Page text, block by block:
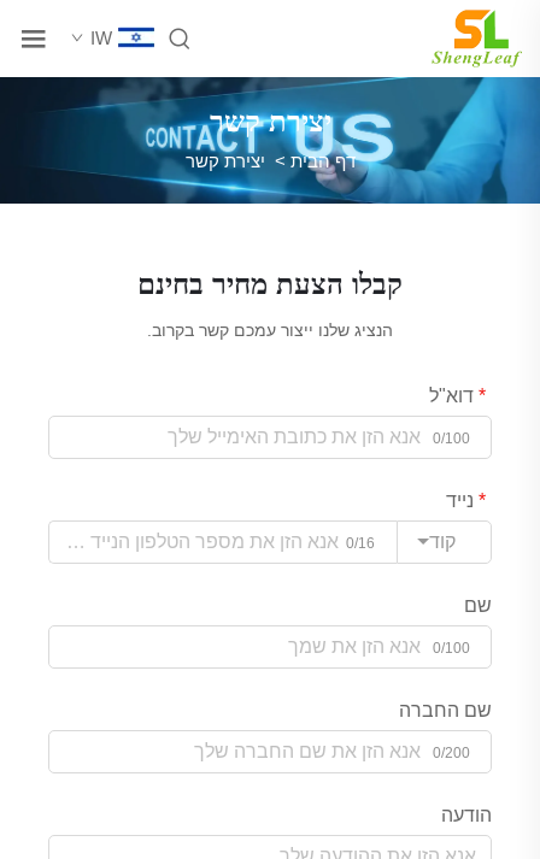
IW
יצירת קשר
דף הבית > יצירת קשר
קבלו הצעת מחיר בחינם
הנציג שלנו ייצור עמכם קשר בקרוב.
דוא"ל
0/100
נייד
קוד
0/16
שם
0/100
שם החברה
0/200
הודעה